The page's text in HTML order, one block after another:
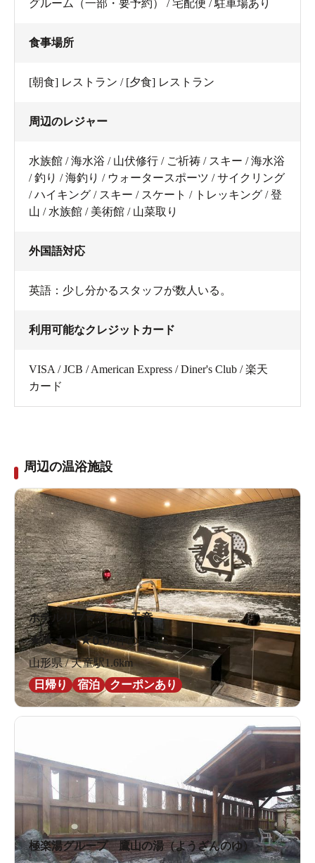
グルーム（一部・要予約） / 宅配便 / 駐車場あり
食事場所
[朝食] レストラン / [夕食] レストラン
周辺のレジャー
水族館 / 海水浴 / 山伏修行 / ご祈祷 / スキー / 海水浴
/ 釣り / 海釣り / ウォータースポーツ / サイクリング
/ ハイキング / スキー / スケート / トレッキング / 登
山 / 水族館 / 美術館 / 山菜取り
外国語対応
英語：少し分かるスタッフが数人いる。
利用可能なクレジットカード
VISA / JCB / American Express / Diner's Club / 楽天
カード
周辺の温浴施設
ホテルリブマックス天童
★★★ ★★0.00件の口コミ
山形県 / 天童駅1.6km
日帰り
宿泊 クーポンあり
極楽湯グループ 鷹山の湯（ようざんのゆ）